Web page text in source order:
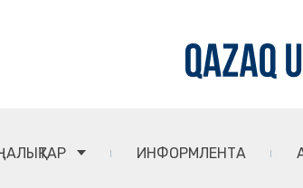
ИНФОРМЛЕНТА